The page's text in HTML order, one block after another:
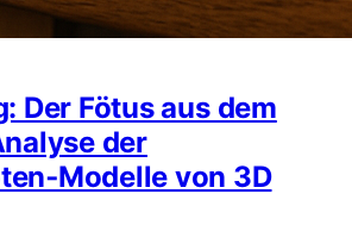
Der Fötus aus dem
der
von 3D